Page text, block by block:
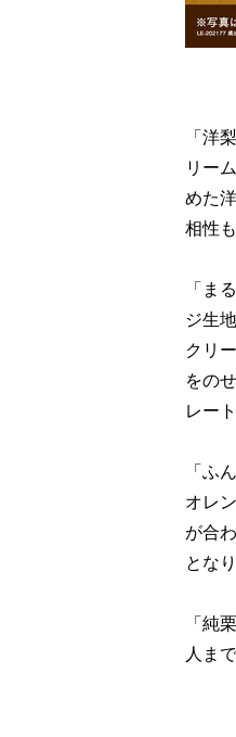
「洋
リー
めた
相性
「ま
ジ生
クリ
をの
レー
「ふ
オレ
が合
とな
「純
人ま